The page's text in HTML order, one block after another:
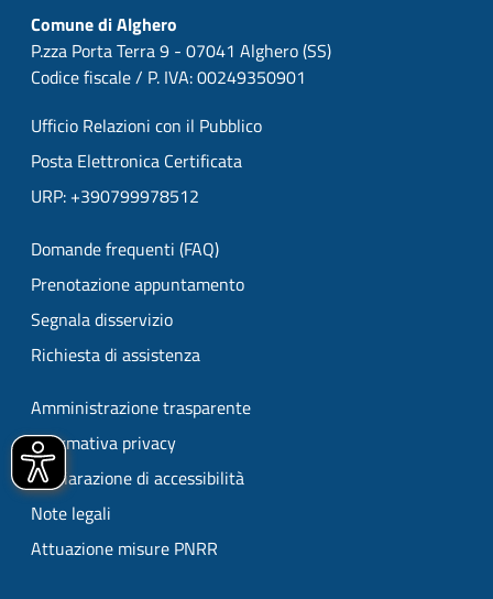
Comune di Alghero
P.zza Porta Terra 9 - 07041 Alghero (SS)
Codice fiscale / P. IVA: 00249350901
Ufficio Relazioni con il Pubblico
Posta Elettronica Certificata
URP: +390799978512
Domande frequenti (FAQ)
Prenotazione appuntamento
Segnala disservizio
Richiesta di assistenza
Amministrazione trasparente
Informativa privacy
Dichiarazione di accessibilità
Note legali
Attuazione misure PNRR